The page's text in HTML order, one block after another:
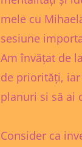
mele cu
sesiune
Am învățat de
de priorități, iar
planuri si să ai
Consider ca